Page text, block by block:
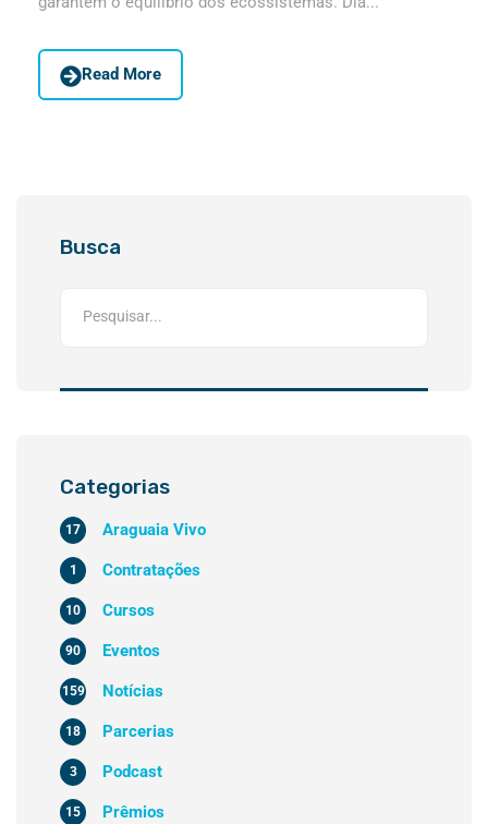
Read More
Busca
Categorias
Araguaia Vivo
17
Contratações
1
Cursos
10
Eventos
90
Notícias
159
Parcerias
18
Podcast
3
Prêmios
15